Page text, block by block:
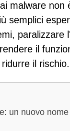
malware
semplici
il
il rischio.
un nuovo